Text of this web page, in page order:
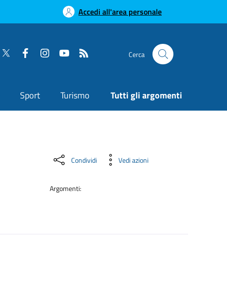
Accedi all'area personale
Cerca
Sport Turismo Tutti gli argomenti
Condividi Vedi azioni
Argomenti: